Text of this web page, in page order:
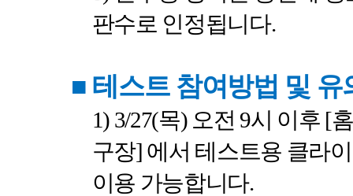
판수로 인정됩니다.
■ 테스트 참여방법 및 유
1) 3/27(목) 오전 9시 이후 [
구장] 에서 테스트용 클라
이용 가능합니다.